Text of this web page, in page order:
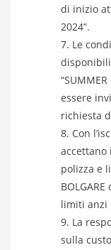
di inizio
2024”.
Le
essere
richiesta
Con
polizza e
limiti anzi
La
sulla